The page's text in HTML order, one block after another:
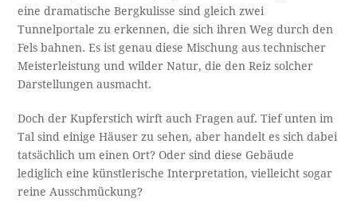
eine dramatische Bergkulisse sind gleich zwei
Tunnelportale zu erkennen, die sich ihren Weg durch den
Fels bahnen. Es ist genau diese Mischung aus technischer
Meisterleistung und wilder Natur, die den Reiz solcher
Darstellungen ausmacht.
Doch der Kupferstich wirft auch Fragen auf. Tief unten im
Tal sind einige Häuser zu sehen, aber handelt es sich dabei
tatsächlich um einen Ort? Oder sind diese Gebäude
lediglich eine künstlerische Interpretation, vielleicht sogar
reine Ausschmückung?